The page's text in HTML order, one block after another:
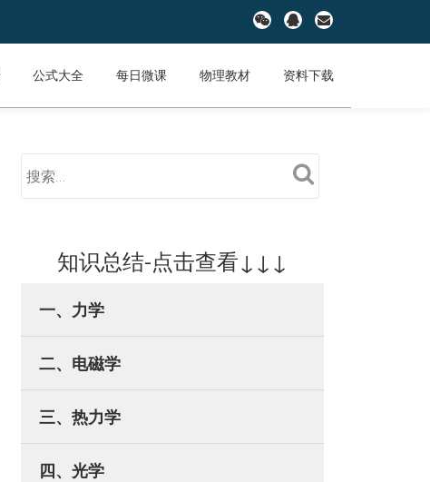
fa-
wechat
fa-
qq
fa-
envelope
公式大全 每日微课 物理教材 资料下载
知识总结-点击查看↓↓↓
一、力学
二、电磁学
三、热力学
四、光学